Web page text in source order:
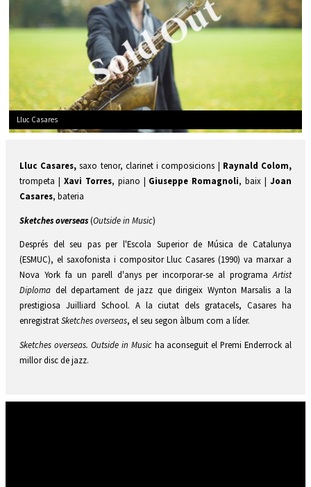
Lluc Casares
Lluc Casares, saxo tenor, clarinet i composicions | Raynald Colom,
trompeta | Xavi Torres, piano | Giuseppe Romagnoli, baix |Joan
Casares, bateria
Sketches overseas(Outside in Music)
Després del seu pas per l'Escola Superior de Música de Catalunya
(ESMUC), el saxofonista i compositor Lluc Casares (1990) va marxar a
Nova York fa un parell d'anys per incorporar-se al programaArtist
Diploma del departament de jazz que dirigeix Wynton Marsalis a la
prestigiosa Juilliard School. A la ciutat dels gratacels, Casares ha
enregistratSketches overseas, el seu segon àlbum com a líder.
Sketches overseas. Outside in Music ha aconseguit el Premi Enderrock al
millor disc de jazz.